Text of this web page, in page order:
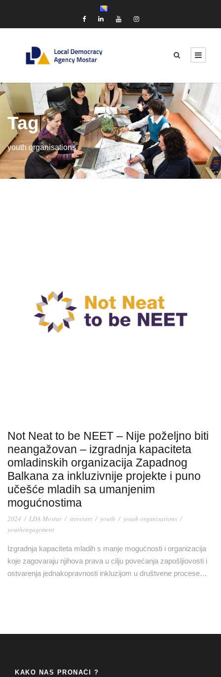
Tag
youth organisations
Not Neat to be NEET – Nije poželjno biti
neangažovan – izgradnja kapaciteta
omladinskih organizacija Zapadnog
Balkana za inkluzivnije projekte i puno
učešće mladih sa umanjenim
mogućnostima
2024 / LDA Mostar / streetart / youth / youth organisations /
youthengagement
Izgradnja kapaciteta mladih s manje mogućnosti i organizacija
koje zagovaraju njihova prava u cilju povećanja zapošljiovosti i
ostvarenja jednakopravnosti inkluzijom u društvene procese…
KAKO NAS PRONAĆI ?